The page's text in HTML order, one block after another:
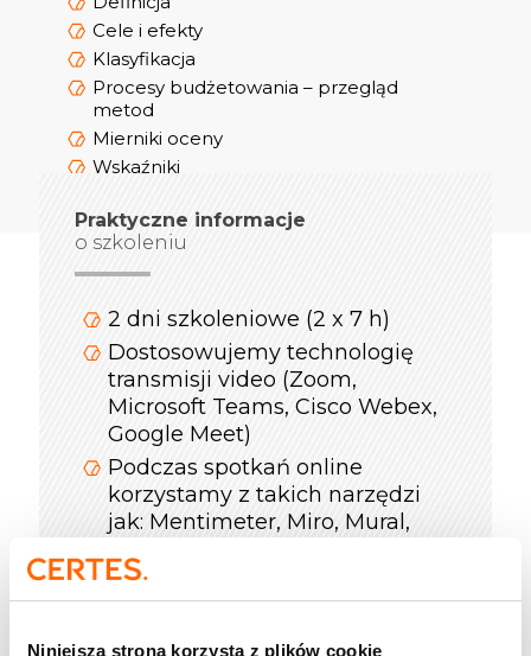
Niniejsza strona korzysta z plików cookie
Cele i efekty
Klasyfikacja
Procesy budżetowania – przegląd
metod
Mierniki oceny
Wskaźniki
Praktyczne informacje
o szkoleniu
2 dni szkoleniowe (2 x 7 h)
Dostosowujemy technologię
transmisji video (Zoom,
Microsoft Teams, Cisco Webex,
Google Meet)
Podczas spotkań online
korzystamy z takich narzędzi
jak: Mentimeter, Miro, Mural,
Instrukcja logowania i pomoc
naszego helpdesku
W trakcie realizacji spotkania